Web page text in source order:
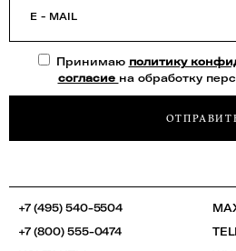
E - MAIL
Принимаю политику
согласие на обработку
+7 (495) 540-5504
+7 (800) 555-0474